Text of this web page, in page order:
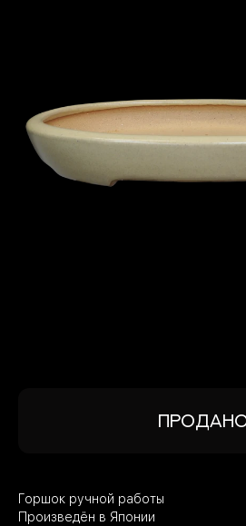
КОНТАКТЫ И ДОСТАВКА
8 926 528-17-01
Горшок ручной работы
Произведён в Японии